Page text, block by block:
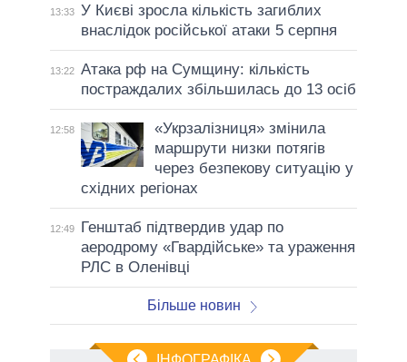
13:33 У Києві зросла кількість загиблих
внаслідок російської атаки 5 серпня
13:22 Атака рф на Сумщину: кількість
постраждалих збільшилась до 13 осіб
12:58
«Укрзалізниця» змінила
маршрути низки потягів
через безпекову ситуацію у
східних регіонах
12:49
Генштаб підтвердив удар по
аеродрому «Гвардійське» та ураження
РЛС в Оленівці
Більше новин